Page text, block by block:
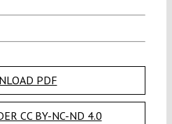
PDF
CC BY-NC-ND 4.0